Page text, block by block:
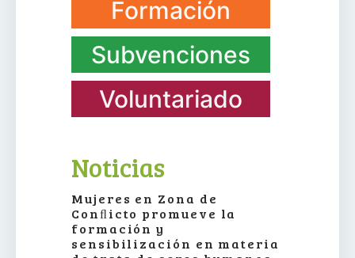
Formación
Subvenciones
Voluntariado
Noticias
Mujeres en Zona de
Conﬂicto promueve la
formación y
sensibilización en materia